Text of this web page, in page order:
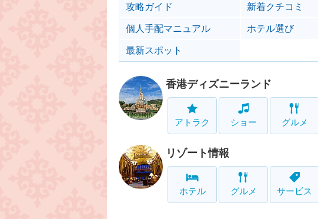
攻略ガイド 新着クチコミ
個人手配マニュアル
ホテル選び
最新スポット
香港ディズニーランド
アトラク ショー グルメ
リゾート情報
ホテル グルメ サービス